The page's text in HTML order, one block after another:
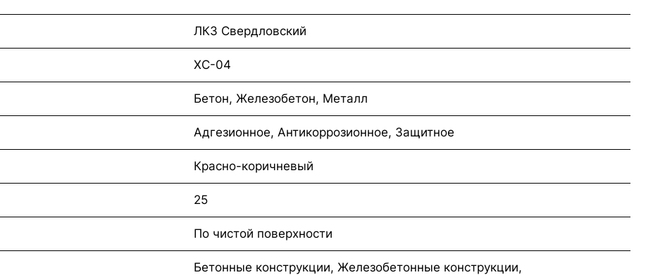
ЛКЗ Свердловский
ХС-04
Бетон, Железобетон, Металл
Адгезионное, Антикоррозионное, Защитное
Красно-коричневый
25
По чистой поверхности
Бетонные конструкции, Железобетонные конструкции,